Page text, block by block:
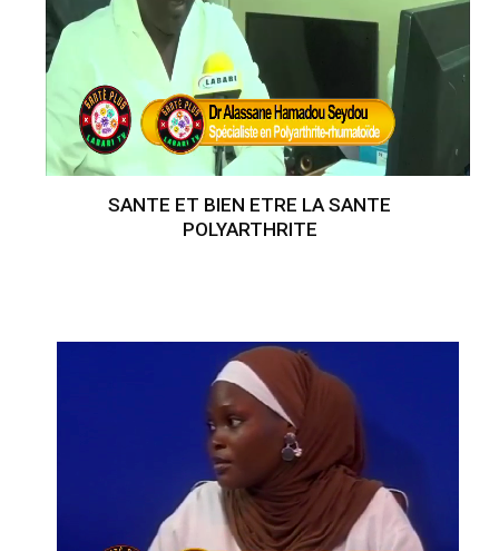
SANTE ET BIEN ETRE LA SANTE
POLYARTHRITE